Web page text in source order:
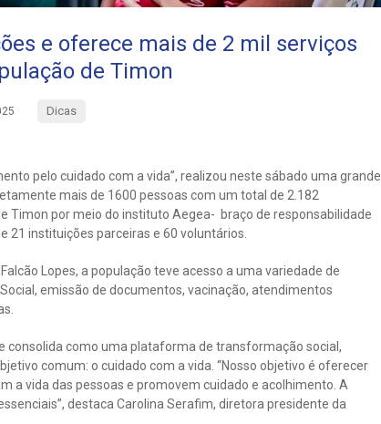
e oferece mais de 2 mil serviços
de Timon
Dicas
pelo cuidado com a vida”, realizou neste sábado uma grande
mais de 1600 pessoas com um total de 2.182
Timon por meio do instituto Aegea- braço de responsabilidade
21 instituições parceiras e 60 voluntários.
Lopes, a população teve acesso a uma variedade de
emissão de documentos, vacinação, atendimentos
consolida como uma plataforma de transformação social,
comum: o cuidado com a vida. “Nosso objetivo é oferecer
a vida das pessoas e promovem cuidado e acolhimento. A
destaca Carolina Serafim, diretora presidente da